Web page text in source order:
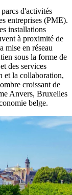
d'activités
entreprises (PME).
installations
à proximité de
mise en réseau
sous la forme de
des services
et la collaboration,
croissant de
Anvers, Bruxelles
belge.